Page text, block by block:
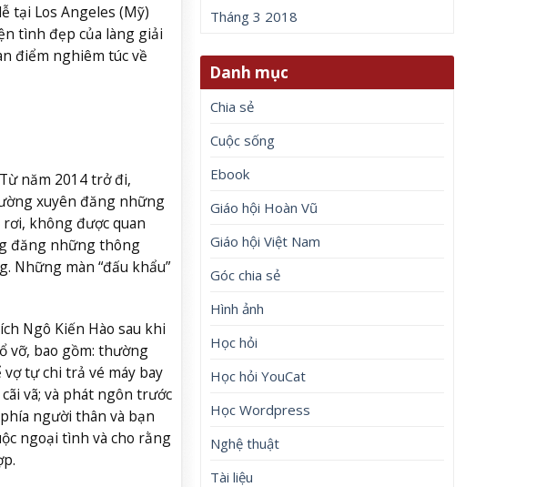
tại Los Angeles (Mỹ)
tình đẹp của làng giải
điểm nghiêm túc về
năm 2014 trở đi,
xuyên đăng những
không được quan
đăng những thông
Những màn “đấu khẩu”
Ngô Kiến Hào sau khi
vỡ, bao gồm: thường
tự chi trả vé máy bay
vã; và phát ngôn trước
người thân và bạn
ngoại tình và cho rằng
Tháng 3 2018
Danh mục
Chia sẻ
Cuộc sống
Ebook
Giáo hội Hoàn Vũ
Giáo hội Việt Nam
Góc chia sẻ
Hình ảnh
Học hỏi
Học hỏi YouCat
Học Wordpress
Nghệ thuật
Tài liệu